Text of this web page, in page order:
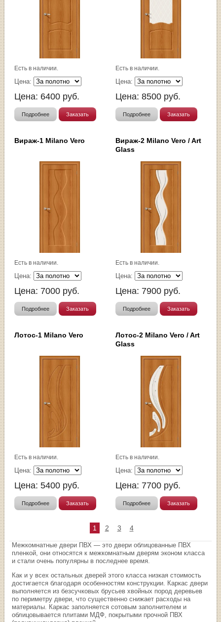
Есть в наличии.
Цена:
Цена: 6400 руб.
Подробнее Заказать
Есть в наличии.
Цена:
Цена: 8500 руб.
Подробнее Заказать
Вираж-1 Milano Vero
Есть в наличии.
Цена:
Цена: 7000 руб.
Подробнее Заказать
Вираж-2 Milano Vero / Art
Glass
Есть в наличии.
Цена:
Цена: 7900 руб.
Подробнее Заказать
Лотос-1 Milano Vero
Есть в наличии.
Цена:
Цена:5400 руб.
Подробнее Заказать
Лотос-2 Milano Vero / Art
Glass
Есть в наличии.
Цена:
Цена: 7700 руб.
Подробнее Заказать
1 2 3 4
Межкомнатные двери ПВХ — это двери облицованные ПВХ
пленкой, они относятся к межкомнатным дверям эконом класса
и стали очень популярны в последнее время.
Как и у всех остальных дверей этого класса низкая стоимость
достигается благодаря особенностям конструкции. Каркас двери
выполняется из безсучковых брусьев хвойных пород деревьев
по периметру двери, что существенно снижает расходы на
материалы. Каркас заполняется сотовым заполнителем и
облицовывается плитами МДФ, покрытыми прочной ПВХ